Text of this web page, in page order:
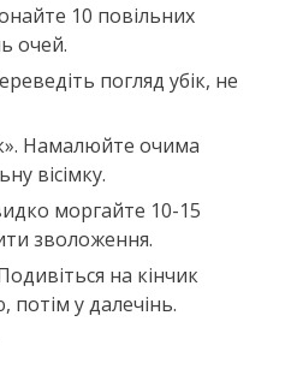
10 повільних
очей.
погляд убік, не
Намалюйте очима
вісімку.
моргайте 10-15
зволоження.
на кінчик
у далечінь.